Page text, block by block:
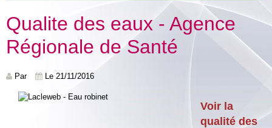
Qualite des eaux - Agence
Régionale de Santé
Par Le 21/11/2016
Voir la
qualité des